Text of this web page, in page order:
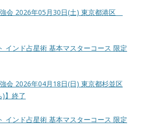
会 2026年05月30日(土) 東京都港区
インド占星術 基本マスターコース 限定
会 2026年04月18日(日) 東京都杉並区
)】終了
インド占星術 基本マスターコース 限定